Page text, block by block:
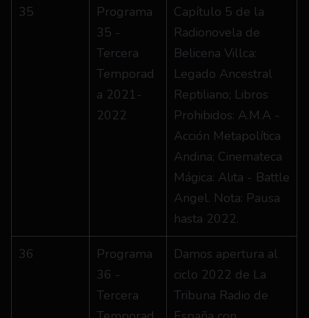
35
Programa
35 -
Tercera
Temporad
a 2021-
2022
Capítulo 5 de la
Radionovela de
Belicena Villca:
Legado Ancestral
Reptiliano; Libros
Prohibidos: A.M.A -
Acción Metapolítica
Andina; Cinemateca
Mágica: Alita - Battle
Angel. Nota: Pausa
hasta 2022.
36
Programa
36 -
Tercera
Damos apertura al
ciclo 2022 de La
Tribuna Radio de